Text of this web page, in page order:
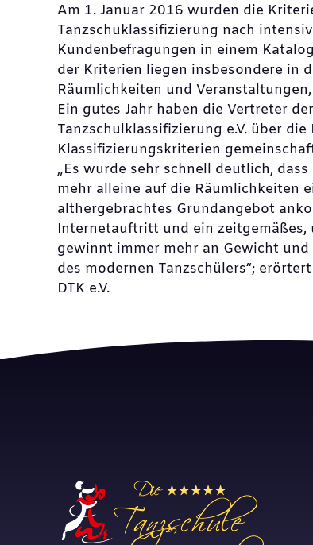
Am 1. Januar 2016 wurden die
Tanzschuklassifizierung nach
Kundenbefragungen in einem
der Kriterien liegen insbesondere in
Räumlichkeiten und
Ein gutes Jahr haben die Vertreter
Tanzschulklassifizierung e.V. über
Klassifizierungskriterien
„Es wurde sehr schnell deutlich,
mehr alleine auf die Räumlichkeiten
althergebrachtes Grundangebot
Internetauftritt und ein zeitgemäßes,
gewinnt immer mehr an Gewicht
des modernen Tanzschülers“;
DTK e.V.